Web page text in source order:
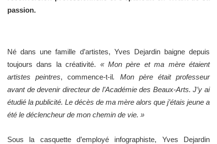
passion.
Né dans une famille d’artistes, Yves Dejardin baigne depuis
toujours dans la créativité. « Mon père et ma mère étaient
artistes peintres, commence-t-il. Mon père était professeur
avant de devenir directeur de l’Académie des Beaux-Arts. J’y ai
étudié la publicité. Le décès de ma mère alors que j’étais jeune a
été le déclencheur de mon chemin de vie. »
Sous la casquette d’employé infographiste, Yves Dejardin